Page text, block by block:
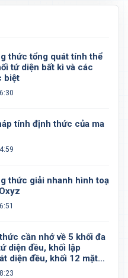
thức tổng quát tính thể
tứ diện bất kì và các
biệt
tính định thức của ma
thức giải nhanh hình toạ
cần nhớ về 5 khối đa
diện đều, khối lập
diện đều, khối 12 mặt
đều